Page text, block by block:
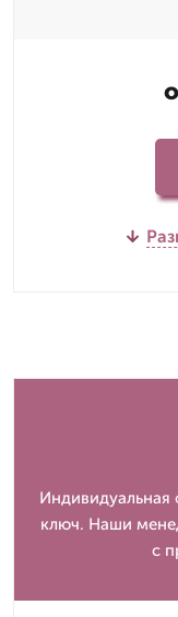
ключ. Наши
с